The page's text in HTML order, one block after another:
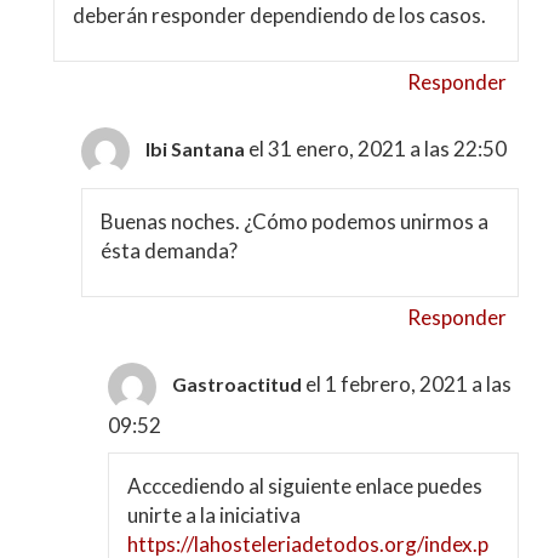
deberán responder dependiendo de los casos.
Responder
Ibi Santana el 31 enero, 2021 a las 22:50
Buenas noches. ¿Cómo podemos unirmos a
ésta demanda?
Responder
Gastroactitud el 1 febrero, 2021 a las
09:52
Acccediendo al siguiente enlace puedes
unirte a la iniciativa
https://lahosteleriadetodos.org/index.p